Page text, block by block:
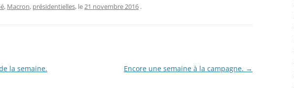
, Macron, présidentielles, le21 novembre 2016 .
la semaine. Encore une semaine à la campagne. →